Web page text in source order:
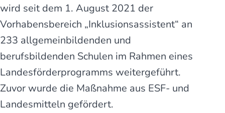
wird seit dem 1. August 2021 der
Vorhabensbereich „Inklusionsassistent“ an
233 allgemeinbildenden und
berufsbildenden Schulen im Rahmen eines
Landesförderprogramms weitergeführt.
Zuvor wurde die Maßnahme aus ESF- und
Landesmitteln gefördert.